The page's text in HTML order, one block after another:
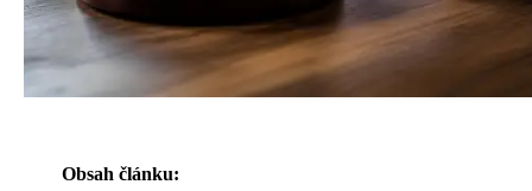
Obsah článku: